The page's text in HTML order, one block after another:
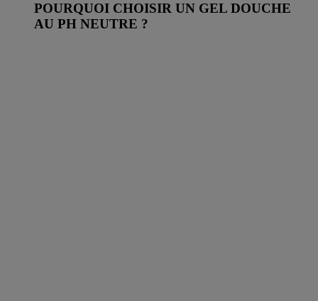
POURQUOI CHOISIR UN GEL DOUCHE
AU PH NEUTRE ?